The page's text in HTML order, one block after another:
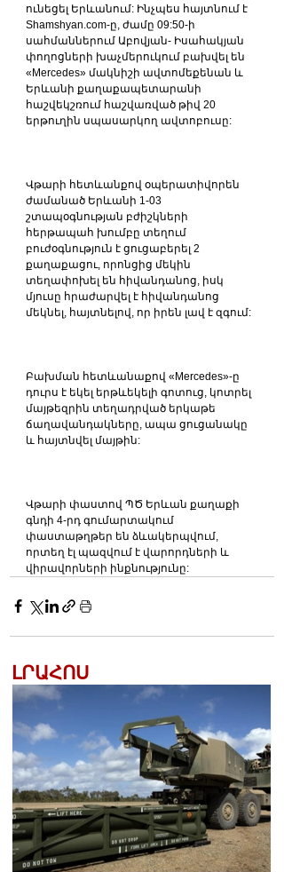
ունեցել Երևանում: Ինչպես հայտնում է
Shamshyan.com-ը, ժամը 09:50-ի
սահմաններում Աբովյան- Իսահակյան
փողոցների խաչմերուկում բախվել են
«Mercedes» մակնիշի ավտոմեքենան և
Երևանի քաղաքապետարանի
հաշվեկշռում հաշվառված թիվ 20
երթուղին սպասարկող ավտոբուսը:
Վթարի հետևանքով օպերատիվորեն
ժամանած Երևանի 1-03
շտապօգնության բժիշկների
հերթապահ խումբը տեղում
բուժօգնություն է ցուցաբերել 2
քաղաքացու, որոնցից մեկին
տեղափոխել են հիվանդանոց, իսկ
մյուսը հրաժարվել է հիվանդանոց
մեկնել, հայտնելով, որ իրեն լավ է զգում:
Բախման հետևանաքով «Mercedes»-ը
դուրս է եկել երթևեկելի գոտուց, կոտրել
մայթեզրին տեղադրված երկաթե
ճաղավանդակները, ապա ցուցանակը
և հայտնվել մայթին:
Վթարի փաստով ՊԾ Երևան քաղաքի
գնդի 4-րդ գումարտակում
փաստաթղթեր են ձևակերպվում,
որտեղ էլ պազվում է վարորդների և
վիրավորների ինքնությունը:
ԼՐԱՀՈՍ